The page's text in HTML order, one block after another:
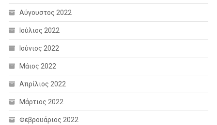
Αύγουστος 2022
Ιούλιος 2022
Ιούνιος 2022
Μάιος 2022
Απρίλιος 2022
Μάρτιος 2022
Φεβρουάριος 2022